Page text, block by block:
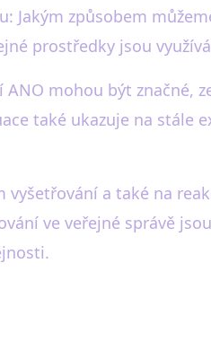
Jakým způsobem
prostředky jsou
mohou být značné,
také ukazuje na stále
a také na
ve veřejné správě